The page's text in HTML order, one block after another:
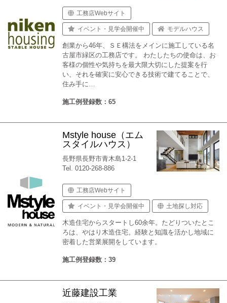
工務店Webサイト
イベント・見学会開催中 モデルハウス
創業から46年、ＳＥ構法をメインに施工している名
古屋市緑区の工務店です。 わたしたちの使命は、お
客様の個性や気持ちを最大限大切にした提案を行
い、それを確実に安心できる技術で建てることで、
住み手に…
施工例登録数：65
Mstyle house（エム
スタイルハウス）
長野県長野市青木島1-2-1
Tel. 0120-268-886
工務店Webサイト
イベント・見学会開催中 土地探し対応
木造住宅からスタートし60余年。たどりついたとこ
ろは、やはり木造住宅。経験と知識を活かし地域に
密着した営業展開をしています。
施工例登録数：39
近藤建設工業